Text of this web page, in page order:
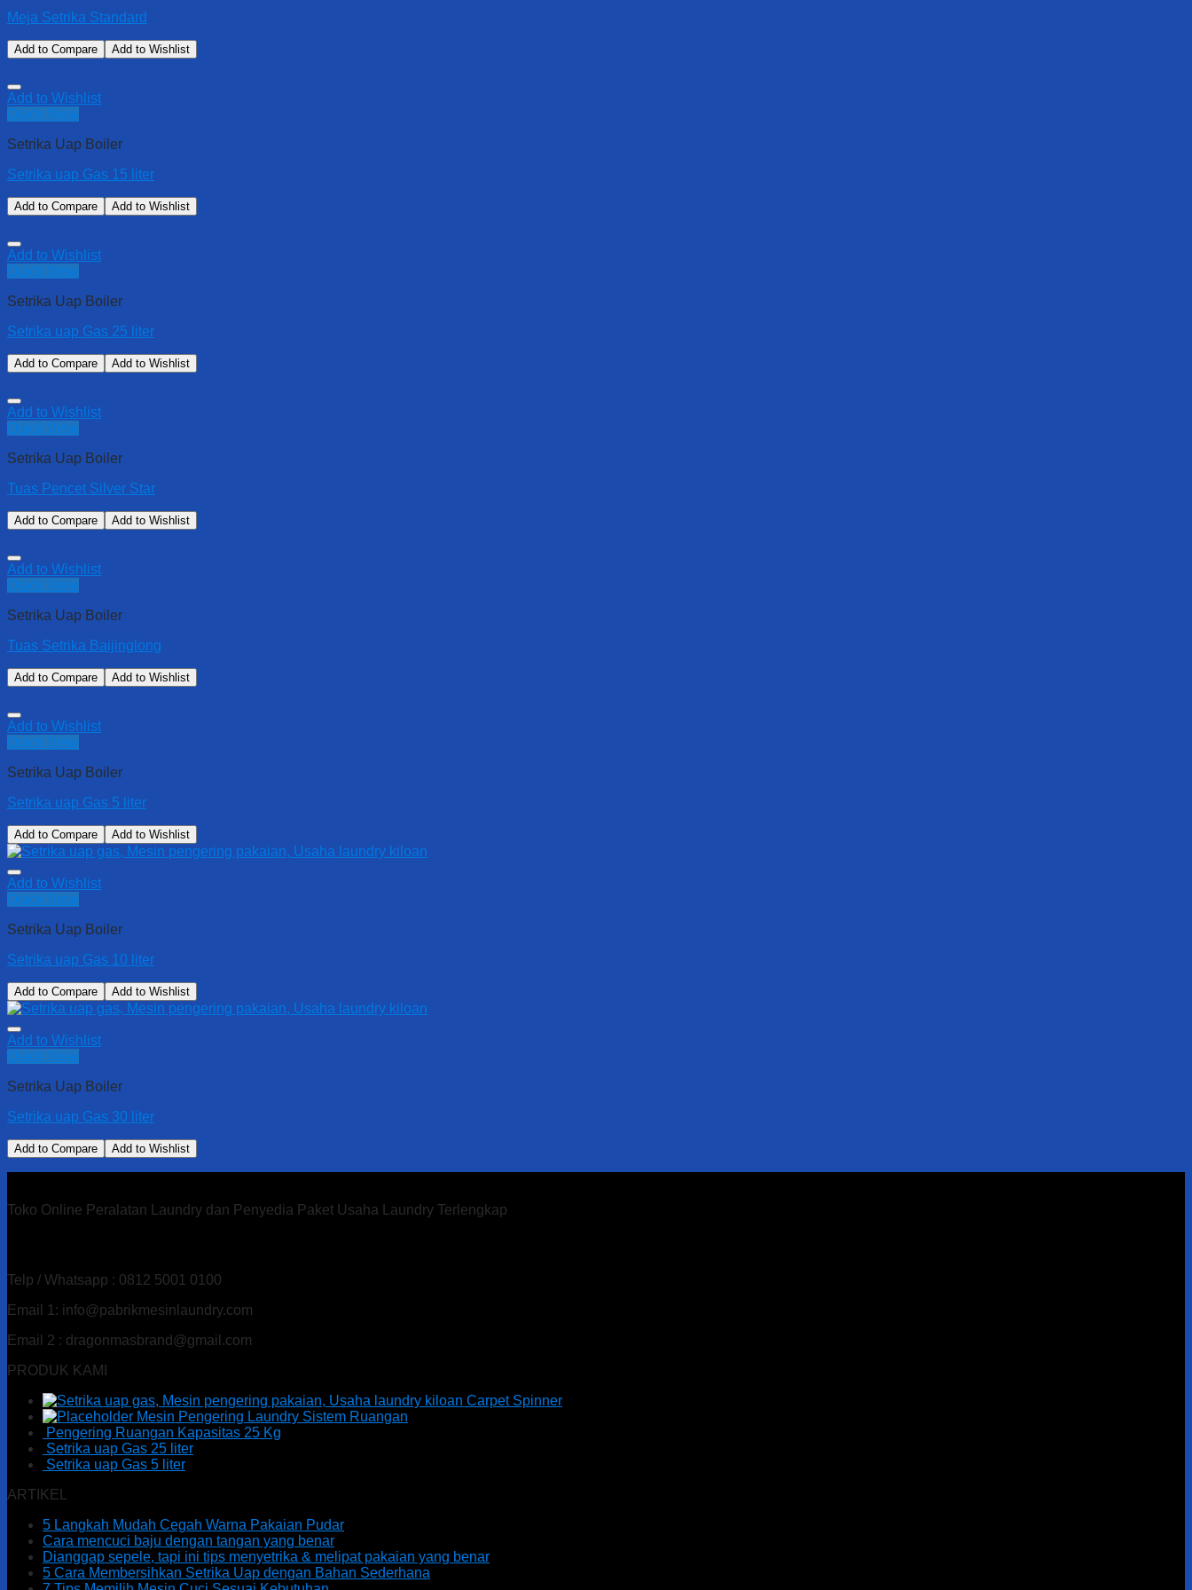
Meja Setrika Standard
Add to Compare Add to Wishlist
Add to Wishlist
Quick View
Setrika Uap Boiler
Setrika uap Gas 15 liter
Add to Compare Add to Wishlist
Add to Wishlist
Quick View
Setrika Uap Boiler
Setrika uap Gas 25 liter
Add to Compare Add to Wishlist
Add to Wishlist
Quick View
Setrika Uap Boiler
Tuas Pencet Silver Star
Add to Compare Add to Wishlist
Add to Wishlist
Quick View
Setrika Uap Boiler
Tuas Setrika Baijinglong
Add to Compare Add to Wishlist
Add to Wishlist
Quick View
Setrika Uap Boiler
Setrika uap Gas 5 liter
Add to Compare Add to Wishlist
Add to Wishlist
Quick View
Setrika Uap Boiler
Setrika uap Gas 10 liter
Add to Compare Add to Wishlist
Add to Wishlist
Quick View
Setrika Uap Boiler
Setrika uap Gas 30 liter
Add to Compare Add to Wishlist
Toko Online Peralatan Laundry dan Penyedia Paket Usaha Laundry Terlengkap
Telp / Whatsapp : 0812 5001 0100
Email 1: info@pabrikmesinlaundry.com
Email 2 : dragonmasbrand@gmail.com
PRODUK KAMI
Carpet Spinner
Mesin Pengering Laundry Sistem Ruangan
Pengering Ruangan Kapasitas 25 Kg
Setrika uap Gas 25 liter
Setrika uap Gas 5 liter
ARTIKEL
5 Langkah Mudah Cegah Warna Pakaian Pudar
Cara mencuci baju dengan tangan yang benar
Dianggap sepele, tapi ini tips menyetrika & melipat pakaian yang benar
5 Cara Membersihkan Setrika Uap dengan Bahan Sederhana